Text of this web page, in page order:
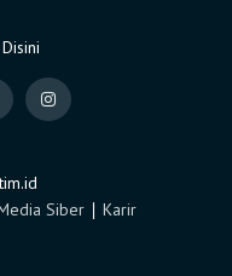
Siber∣ Karir